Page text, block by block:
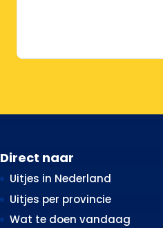
Direct naar
Uitjes in Nederland
Uitjes per provincie
Wat te doen vandaag